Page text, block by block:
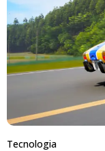
Tecnologia